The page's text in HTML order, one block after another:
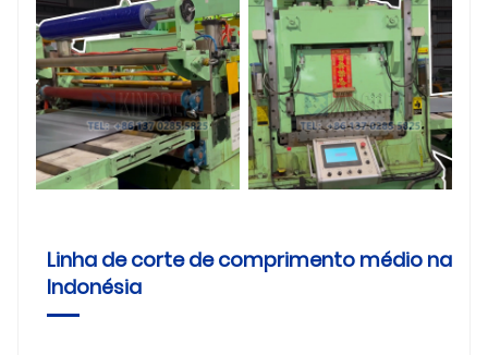
Linha de corte de comprimento médio na
Indonésia